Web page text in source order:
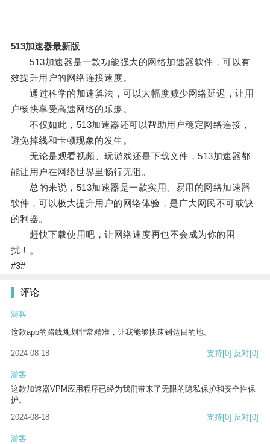
513加速器最新版
513加速器是一款功能强大的网络加速器软件，可以有
效提升用户的网络连接速度。
通过科学的加速算法，可以大幅度减少网络延迟，让用
户畅快享受高速网络的乐趣。
不仅如此，513加速器还可以帮助用户稳定网络连接，
避免掉线和卡顿现象的发生。
无论是观看视频、玩游戏还是下载文件，513加速器都
能让用户在网络世界里畅行无阻。
总的来说，513加速器是一款实用、易用的网络加速器
软件，可以极大提升用户的网络体验，是广大网民不可或缺
的利器。
赶快下载使用吧，让网络速度再也不会成为你的困
扰！。
#3#
评论
游客
这款app的路线规划非常精准，让我能够快速到达目的地。
2024-08-18 支持[0] 反对[0]
游客
这款加速器VPM应用程序已经为我们带来了无限的隐私保护和安全性保
护。
2024-08-18
支持[0] 反对[0]
游客